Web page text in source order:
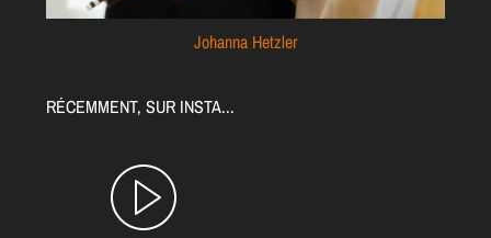
Johanna Hetzler
RÉCEMMENT, SUR INSTA...